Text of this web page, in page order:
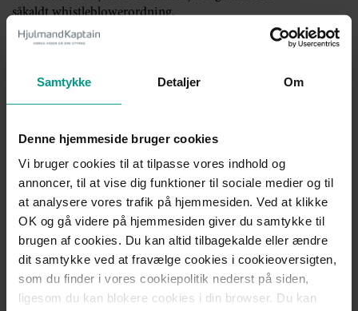
Samtykke Detaljer Om
Denne hjemmeside bruger cookies
Vi bruger cookies til at tilpasse vores indhold og
annoncer, til at vise dig funktioner til sociale medier og til
at analysere vores trafik på hjemmesiden. Ved at klikke
OK og gå videre på hjemmesiden giver du samtykke til
brugen af cookies. Du kan altid tilbagekalde eller ændre
dit samtykke ved at fravælge cookies i cookieoversigten,
som du finder i vores cookiepolitik nederst på siden,
ligesom du kan blokere cookies i din browser. Du kan
såkaldt whistleblowerordning.
Vi tilbyder ligeledes at hjælpe i forbindelse med håndteringen
undersøgelse af sagen, håndteringen over for den krænkede
samt eventuelle ansættelsesretlige sanktioner over for den
politikker og retningslinjer
Med det store fokus på seksuelle krænkelser er det vigtigt, at
alle arbejdsgivere foretager tiltag med henblik på at undgå
seksuelle krænkelser, og såfremt en sag om seksuelle
krænkelser opstår, håndterer denne hurtigt og korrekt.
Ønsker din virksomhed hjælp til udarbejdelse af en politik
om håndtering af seksuelle krænkelser, eller vil du gerne høre